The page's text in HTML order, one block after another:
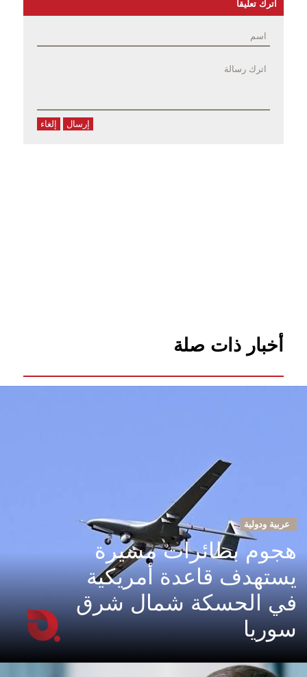
اترك تعليقا
إرسال إلغاء
أخبار ذات صلة
عربية ودولية
هجوم بطائرات مسيرة
يستهدف قاعدة أمريكية
في الحسكة شمال شرق
سوريا